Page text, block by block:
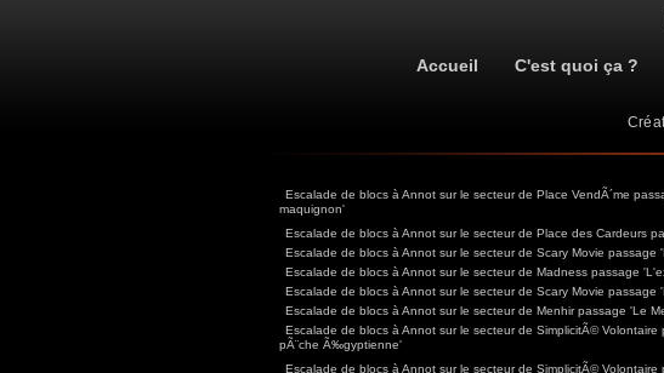
Accueil C'est quoi ça ?
Escalade de blocs à Annot sur le secteur de Place VendÃ´me
maquignon'
Escalade de blocs à Annot sur le secteur de Place des Cardeurs
Escalade de blocs à Annot sur le secteur de Scary Movie passage
Escalade de blocs à Annot sur le secteur de Madness passage
Escalade de blocs à Annot sur le secteur de Scary Movie passage
Escalade de blocs à Annot sur le secteur de Menhir passage 'Le
Escalade de blocs à Annot sur le secteur de SimplicitÃ© Volontaire
pÃ¨che Ã‰gyptienne'
Escalade de blocs à Annot sur le secteur de SimplicitÃ© Volontaire